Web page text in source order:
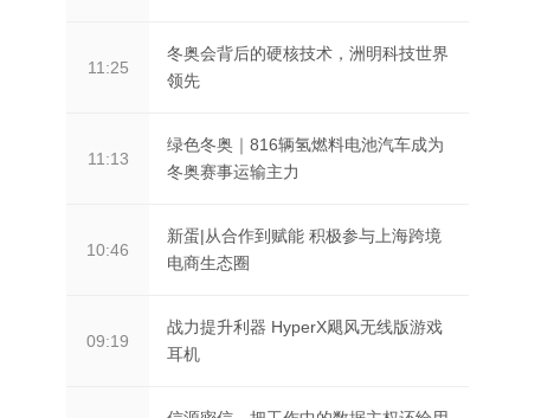
11:25
冬奥会背后的硬核技术，洲明科技世界
领先
11:13
绿色冬奥｜816辆氢燃料电池汽车成为
冬奥赛事运输主力
10:46
新蛋|从合作到赋能 积极参与上海跨境
电商生态圈
09:19
战力提升利器 HyperX飓风无线版游戏
耳机